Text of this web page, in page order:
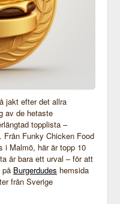
jakt efter det allra
av de hetaste
topplista –
Från Funky Chicken Food
i Malmö, här är topp 10
är bara ett urval – för att
på Burgerdudes hemsida
från Sverige